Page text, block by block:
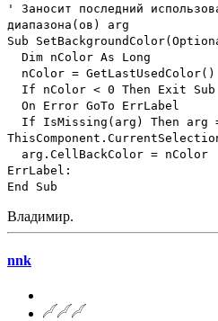
' Заносит последний
диапазона(oв) arg
Sub
Dim nColor As Long
nColor = GetLastUsedColor()
If nColor < 0 Then Exit Sub
On Error GoTo ErrLabel
If IsMissing(arg) Then arg
arg.CellBackColor = nColor
ErrLabel:
End Sub
Владимир.
nnk